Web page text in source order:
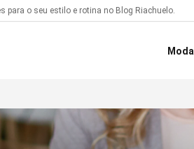
para o seu estilo e rotina no Blog Riachuelo.
Moda